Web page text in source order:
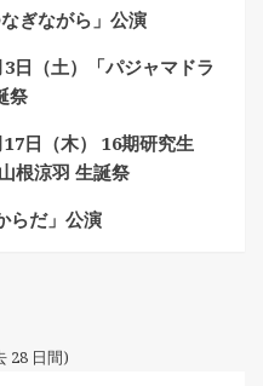
ぎながら」公演
3日（土）「パジャマドラ
祭
17日（木） 16期研究生
根涼羽 生誕祭
らだ」公演
28 日間)